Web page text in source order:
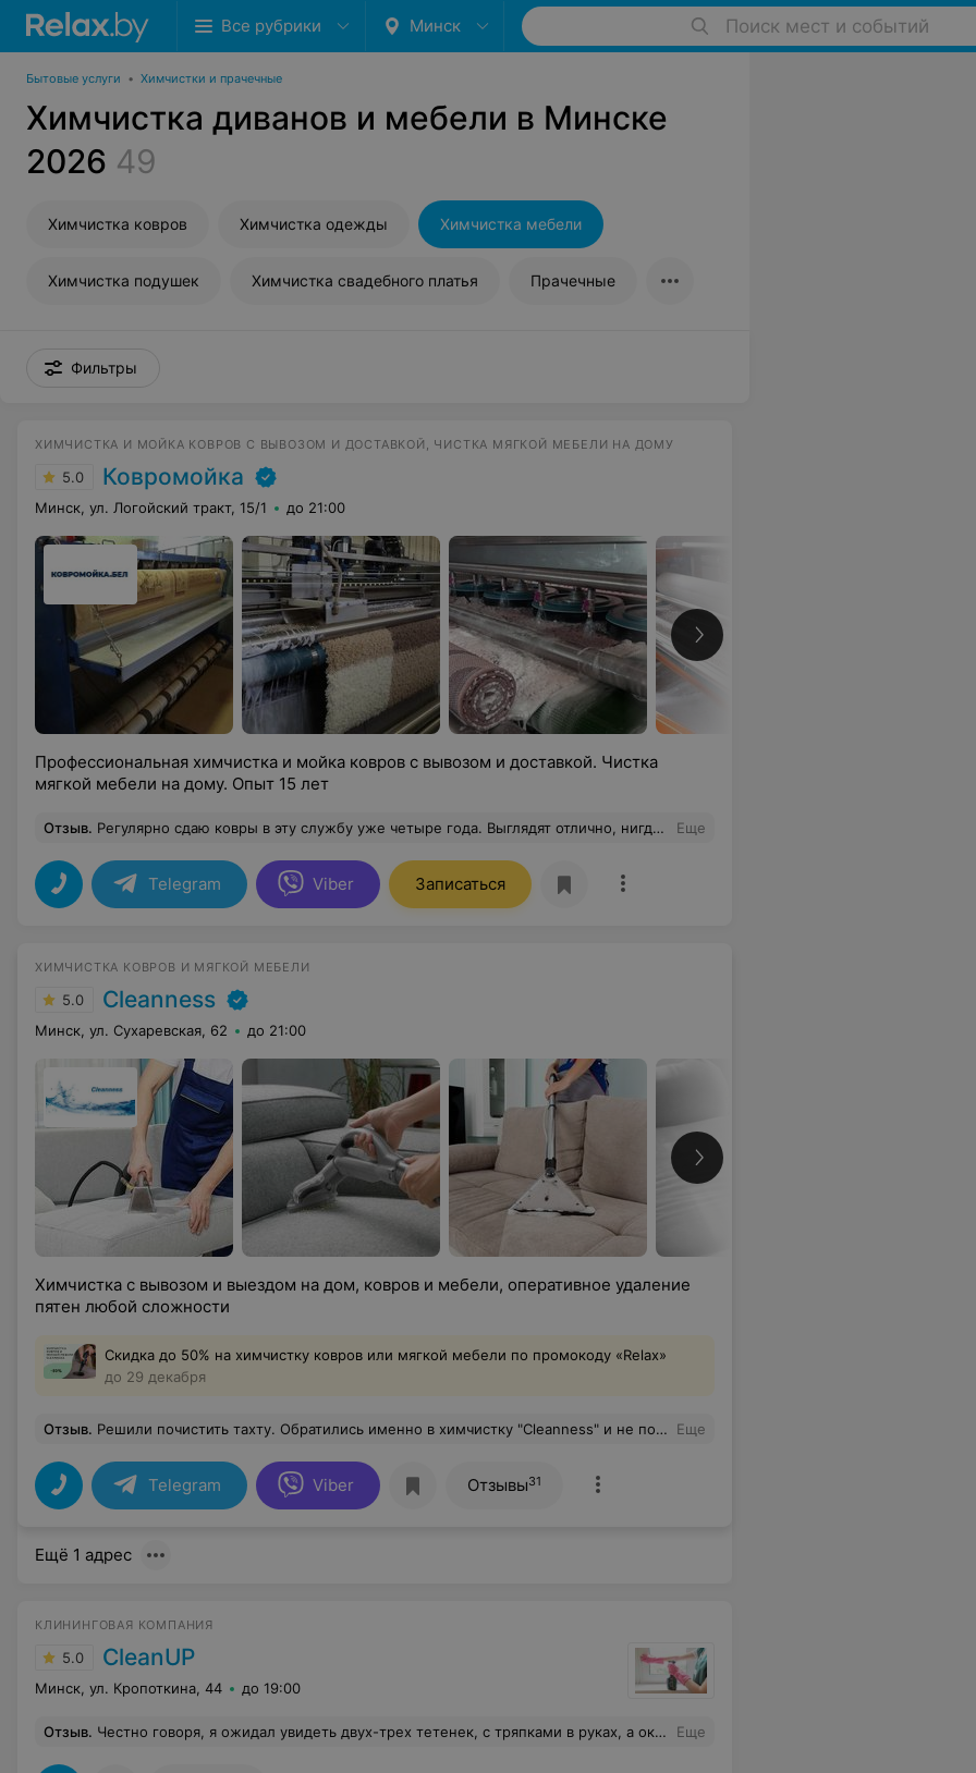
Все рубрики Минск Поиск мест и событий
Бытовые услуги • Химчистки и прачечные
Химчистка диванов и мебели в Минске
2026 49
Химчистка ковров Химчистка одежды Химчистка мебели
Химчистка подушек Химчистка свадебного платья Прачечные
Фильтры
ХИМЧИСТКА И МОЙКА КОВРОВ С ВЫВОЗОМ И ДОСТАВКОЙ, ЧИСТКА МЯГКОЙ МЕБЕЛИ НА ДОМУ
5.0 Ковромойка
Минск, ул. Логойский тракт, 15/1 до 21:00
Профессиональная химчистка и мойка ковров с вывозом и доставкой. Чистка
мягкой мебели на дому. Опыт 15 лет
Отзыв. Регулярно сдаю ковры в эту службу уже четыре года. Выглядят отлично, нигде не протерлись. Реальная экономия на новых покупках Еще
Telegram Viber Записаться
ХИМЧИСТКА КОВРОВ И МЯГКОЙ МЕБЕЛИ
5.0 Cleanness
Минск, ул. Сухаревская, 62 до 21:00
Химчистка с вывозом и выездом на дом, ковров и мебели, оперативное удаление
пятен любой сложности
Скидка до 50% на химчистку ковров или мягкой мебели по промокоду «Relax»
до 29 декабря
Отзыв. Решили почистить тахту. Обратились именно в химчистку "Cleanness" и не пожалели. Парень трудился около часа. Результат превзошёл все ожидания. Спасибо большое за вашу работу!!! Еще
Telegram Viber Отзывы31
Ещё 1 адрес
КЛИНИНГОВАЯ КОМПАНИЯ
5.0 CleanUP
Минск, ул. Кропоткина, 44 до 19:00
Отзыв. Честно говоря, я ожидал увидеть двух-трех тетенек, с тряпками в руках, а оказалось, что в компании очень серьезный подход к работе. Вместе с работницами, приехал менеджер, который внимательно контролировал весь процесс и даже пару раз указывал на мелкие недочеты. Да, на уборку квартиры ушел практически целый день, но такой идеальной чистоты в моем жилье, я не припоминаю. Еще